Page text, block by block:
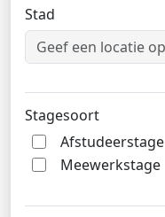
Stad
Stagesoort
Afstudeerstage
Meewerkstage